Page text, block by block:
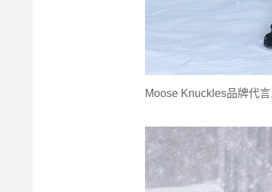
Moose Knuckles品牌代